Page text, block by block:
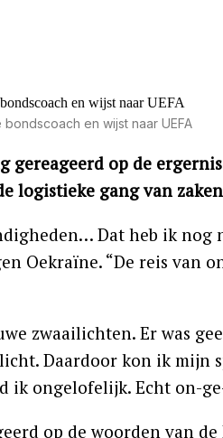
en wijst naar UEFA
op de
logistieke gang van
Dat heb ik nog
Oekraïne. “De reis van
zwaailichten. Er was
Daardoor kon ik mijn
ik ongelofelijk. Echt on-
op de woorden van